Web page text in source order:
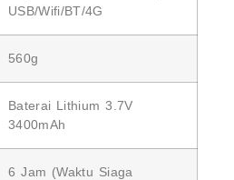
USB/Wifi/BT/4G
560g
Baterai Lithium 3.7V
3400mAh
6 Jam (Waktu Siaga